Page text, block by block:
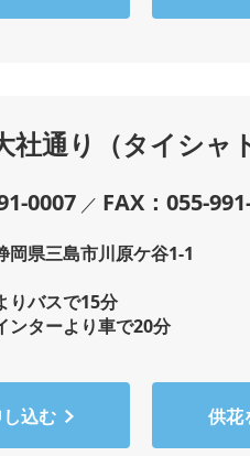
通り（タイシャ
0007 ／ FAX：055-
県三島市川原ケ谷1-1
りバスで15分
ンターより車で20分
込む 供花